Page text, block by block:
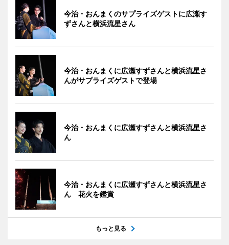
今治・おんまくのサプライズゲストに広瀬す
ずさんと横浜流星さん
今治・おんまくに広瀬すずさんと横浜流星さ
んがサプライズゲストで登場
今治・おんまくに広瀬すずさんと横浜流星さ
ん
今治・おんまくに広瀬すずさんと横浜流星さ
ん 花火を鑑賞
もっと見る